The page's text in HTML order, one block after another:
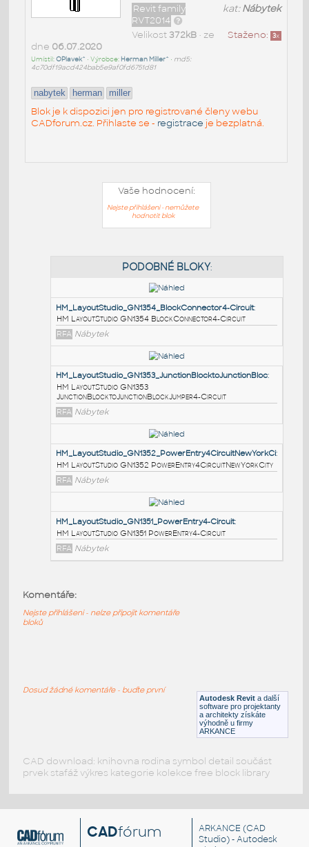
kat:Nábytek
Revit family
RVT2014
Staženo: 3x
Velikost372kB• ze
dne 06.07.2020
Umístil:OPlavek^ • Výrobce: Herman Miller^ • md5:
4c70df19acd424bab5e9af0fd6751d81
nabytek herman miller
Blok je k dispozici jen pro registrované členy webu
CADforum.cz. Přihlaste se - registrace je bezplatná.
Vaše hodnocení:
Nejste přihlášeni - nemůžete
hodnotit blok
PODOBNÉ BLOKY
HM_LayoutStudio_GN1354_BlockConnector4-Circuit
HM LayoutStudio GN1354 BlockConnector4-Circuit
RFA Nábytek
HM LayoutStudio GN1353
JunctionBlocktoJunctionBlockJumper4-Circuit
RFA Nábytek
HM LayoutStudio GN1352
HM LayoutStudio GN1351 PowerEntry4-Circuit
Autodesk Revit a další
software pro projektanty
a architekty získáte
výhodně u firmy
ARKANCE
Komentáře:
Nejste přihlášeni - nelze připojit komentáře
bloků
Dosud žádné komentáře - buďte první
CAD download: knihovna rodina symbol detail součást
prvek stafáž výkres kategorie kolekce free block library
CADfórum ARKANCE (CAD
Studio) - Autodesk